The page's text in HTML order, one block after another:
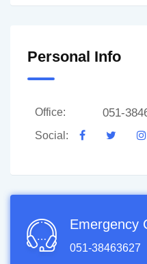
Personal Info
Office: 051-
Social:
Emergency
051-38463627